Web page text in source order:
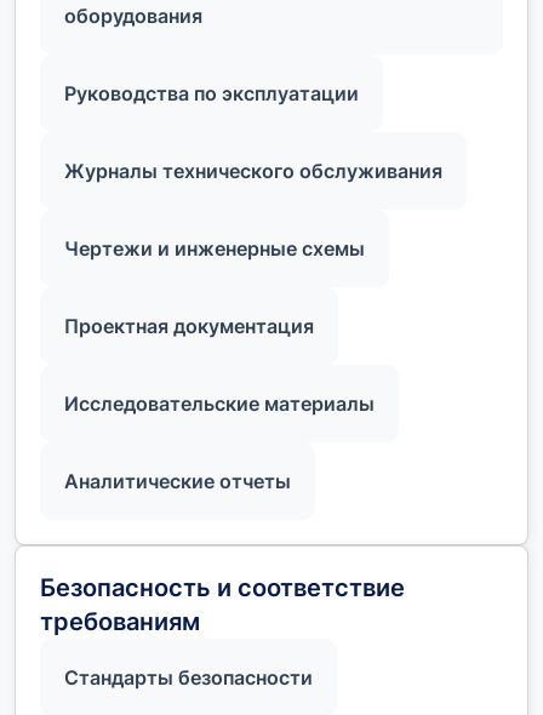
оборудования
Руководства по эксплуатации
Журналы технического обслуживания
Чертежи и инженерные схемы
Проектная документация
Исследовательские материалы
Аналитические отчеты
Безопасность и соответствие
требованиям
Стандарты безопасности